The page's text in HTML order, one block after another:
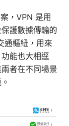
，VPN 是用
護數據傳輸的
通樞紐，用來
能也大相逕
者在不同場景